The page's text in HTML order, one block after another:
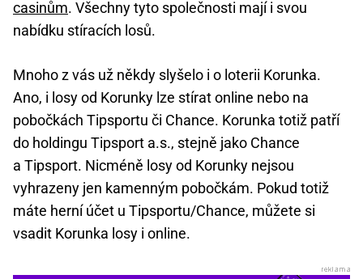
casinům. Všechny tyto společnosti mají i svou
nabídku stíracích losů.
Mnoho z vás už někdy slyšelo i o loterii Korunka.
Ano, i losy od Korunky lze stírat online nebo na
pobočkách Tipsportu či Chance. Korunka totiž patří
do holdingu Tipsport a.s., stejně jako Chance
a Tipsport. Nicméně losy od Korunky nejsou
vyhrazeny jen kamenným pobočkám. Pokud totiž
máte herní účet u Tipsportu/Chance, můžete si
vsadit Korunka losy i online.